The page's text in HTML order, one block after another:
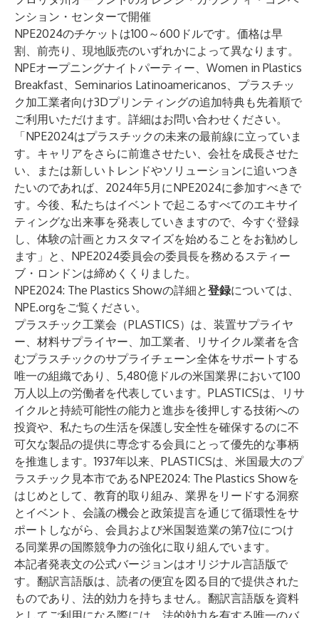
ンション・センターで開催
NPE2024のチケット は100～600ドルです。価格は早
割、前売り、現地販売のいずれかによって異なります。
NPEオープニングナイトパーティー、Women in Plastics
Breakfast、Seminarios Latinoamericanos、プラスチッ
ク加工業者向け3Dプリンティングの追加特典も先着順で
ご利用いただけます。詳細はお問い合わせください。
「NPE2024はプラスチックの未来の最前線に立っていま
す。キャリアをさらに前進させたい、会社を成長させた
い、または新しいトレンドやソリューションに追いつき
たいのであれば、2024年5月にNPE2024に参加すべきで
す。今後、私たちはイベントで起こるすべてのエキサイ
ティングな出来事を発表していきますので、今すぐ登録
し、体験の計画とカスタマイズを始めることをお勧めし
ます」と、NPE2024委員会の委員長を務めるスティー
ブ・ロンドンは締めくくりました。
NPE2024: The Plastics Showの詳細と登録については、
NPE.orgをご覧ください。
プラスチック工業会（PLASTICS） は、装置サプライヤ
ー、材料サプライヤー、加工業者、リサイクル業者を含
むプラスチックのサプライチェーン全体をサポートする
唯一の組織であり、5,480億ドルの米国業界において100
万人以上の労働者を代表しています。PLASTICSは、リサ
イクルと持続可能性の能力と進歩を後押しする技術への
投資や、私たちの生活を保護し安全性を確保するのに不
可欠な製品の提供に専念する会員にとって優先的な事柄
を推進します。1937年以来、PLASTICSは、米国最大のプ
ラスチック見本市であるNPE2024: The Plastics Showを
はじめとして、教育的取り組み、業界をリードする洞察
とイベント、会議の機会と政策提言を通じて循環性をサ
ポートしながら、会員および米国製造業の第7位につけ
る同業界の国際競争力の強化に取り組んでいます。
本記者発表文の公式バージョンはオリジナル言語版で
す。翻訳言語版は、読者の便宜を図る目的で提供された
ものであり、法的効力を持ちません。翻訳言語版を資料
としてご利用になる際には、法的効力を有する唯一のバ